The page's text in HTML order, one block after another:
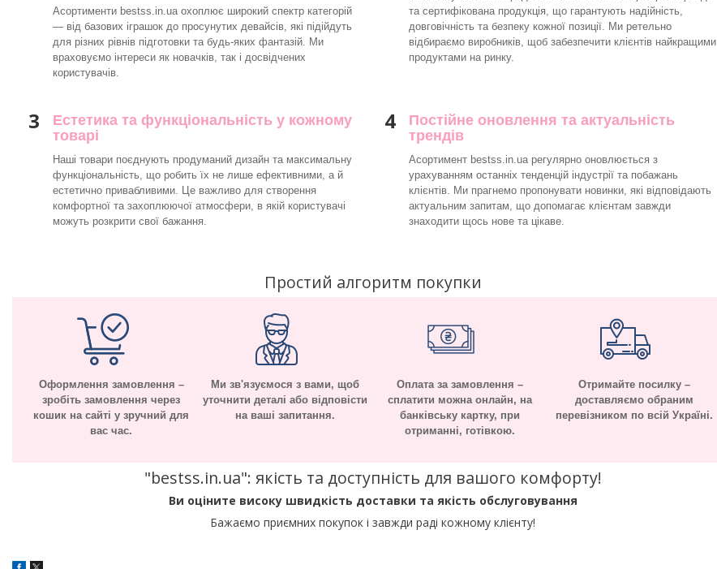
Асортименти bestss.in.ua охоплює широкий спектр категорій
— від базових іграшок до просунутих девайсів, які підійдуть
для різних рівнів підготовки та будь-яких фантазій. Ми
враховуємо інтереси як новачків, так і досвідчених
користувачів.
та сертифікована продукція, що гарантують надійність,
довговічність та безпеку кожної позиції. Ми ретельно
відбираємо виробників, щоб забезпечити клієнтів найкращими
продуктами на ринку.
3
Естетика та функціональність у кожному
товарі
Наші товари поєднують продуманий дизайн та максимальну
функціональність, що робить їх не лише ефективними, а й
естетично привабливими. Це важливо для створення
комфортної та захоплюючої атмосфери, в якій користувачі
можуть розкрити свої бажання.
4
Постійне оновлення та актуальність
трендів
Асортимент bestss.in.ua регулярно оновлюється з
урахуванням останніх тенденцій індустрії та побажань
клієнтів. Ми прагнемо пропонувати новинки, які відповідають
актуальним запитам, що допомагає клієнтам завжди
знаходити щось нове та цікаве.
Простий алгоритм покупки
Оформлення замовлення –
зробіть замовлення через
кошик на сайті у зручний для
вас час.
Ми зв'язуємося з вами, щоб
уточнити деталі або відповісти
на ваші запитання.
Оплата за замовлення –
сплатити можна онлайн, на
банківську картку, при
отриманні, готівкою.
Отримайте посилку –
доставляємо обраним
перевізником по всій Україні.
"bestss.in.ua": якість та доступність для вашого комфорту!
Ви оціните високу швидкість доставки та якість обслуговування
Бажаємо приємних покупок і завжди раді кожному клієнту!